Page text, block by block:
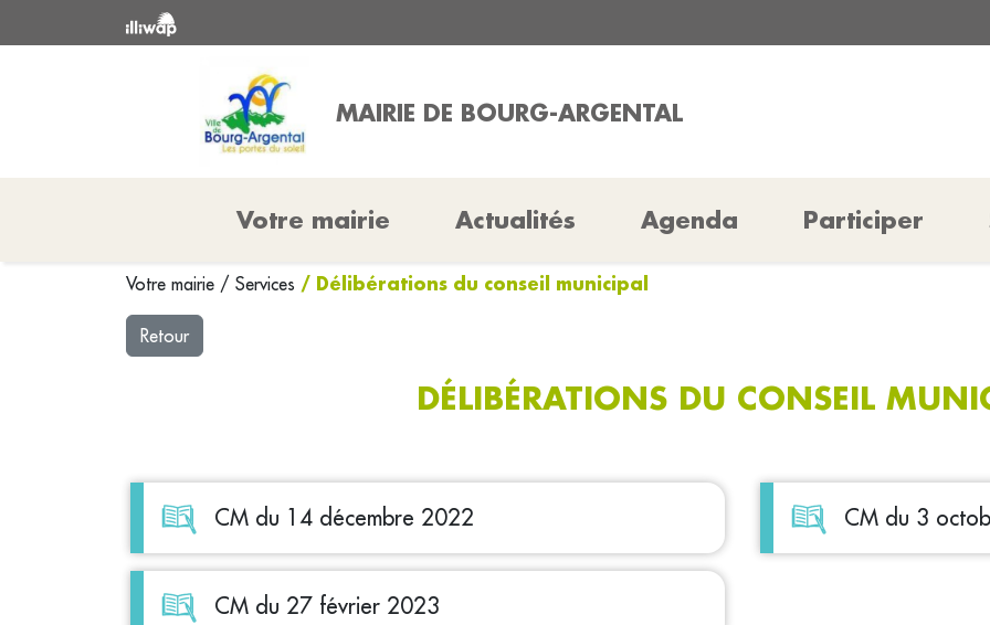
MAIRIE DE BOURG-ARGENTAL
Votre mairie Actualités Agenda Participer
Votre mairie / Services / Délibérations du conseil municipal
Retour
DÉLIBÉRATIONS DU CONSEIL
CM du 14 décembre 2022 CM du 3
CM du 27 février 2023